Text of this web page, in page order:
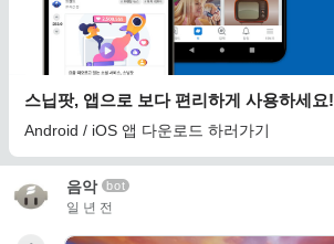
스닙팟, 앱으로 보다 편리하게 사용하세요!
Android / iOS 앱 다운로드 하러가기
음악 bot
일 년 전